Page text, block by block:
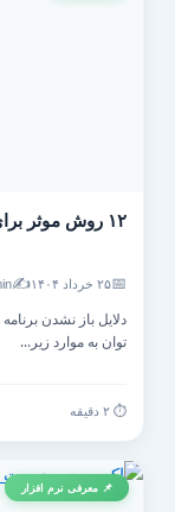
۱۲ روش موثر برای حل مشکل باز نشدن برنامه ها در ویندوز
۲۵ خرداد ۱۴۰۴ ✍️
دلایل باز نشدن برنامه
توان به موارد زیر...
📌 معرفی نرم افزار